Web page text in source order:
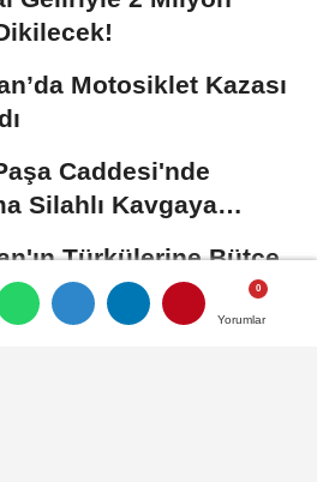
Yorumlar
Yorumlar
Motosiklet Kazası
Caddesi'nde
Silahlı Kavgaya
Türkülerine Bütçe
Var